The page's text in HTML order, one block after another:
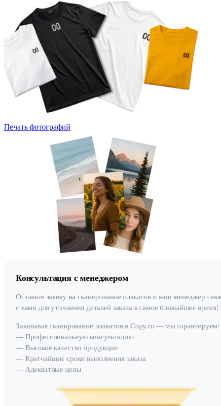
Печать фотографий
Консультация с менеджером
Оставьте заявку на сканирование плакатов и наш менеджер
с вами для уточнения деталей заказа в самое ближайшее время!
Заказывая сканирование плакатов в Copy.ru — мы гарантируем:
— Профессиональную консультацию
— Высокое качество продукции
— Кратчайшие сроки выполнения заказа
— Адекватные цены